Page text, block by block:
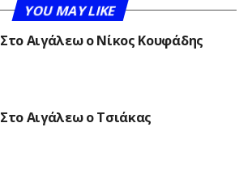
YOU MAY LIKE
Στο Αιγάλεω ο Νίκος Κουφάδης
Στο Αιγάλεω ο Τσιάκας